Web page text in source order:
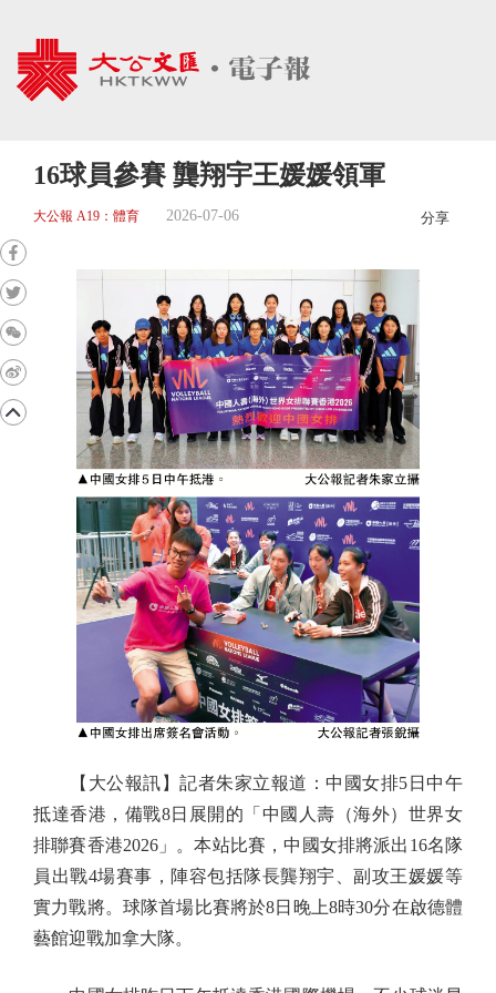
16球員參賽 龔翔宇王媛媛領軍
大公報 A19：體育 2026-07-06 分享
【大公報訊】記者朱家立報道：中國女排5日中午
抵達香港，備戰8日展開的「中國人壽（海外）世界女
排聯賽香港2026」。本站比賽，中國女排將派出16名隊
員出戰4場賽事，陣容包括隊長龔翔宇、副攻王媛媛等
實力戰將。球隊首場比賽將於8日晚上8時30分在啟德體
藝館迎戰加拿大隊。